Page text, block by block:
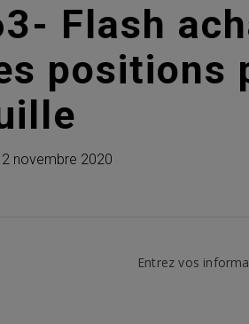
Flash
positions
novembre 2020
Entrez vos